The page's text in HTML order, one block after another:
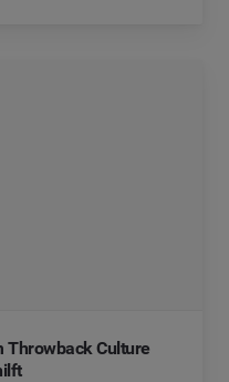
Throwback Culture